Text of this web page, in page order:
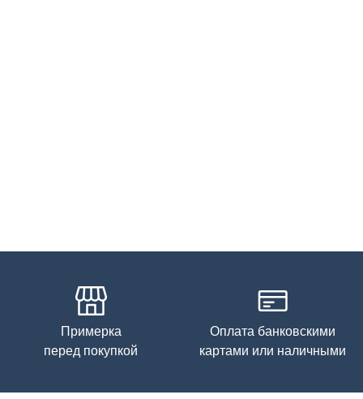
Примерка
перед покупкой
Оплата банковскими
картами или наличными